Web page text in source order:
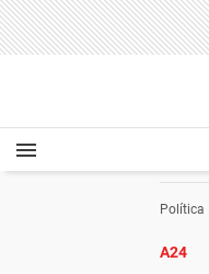
Política
A24